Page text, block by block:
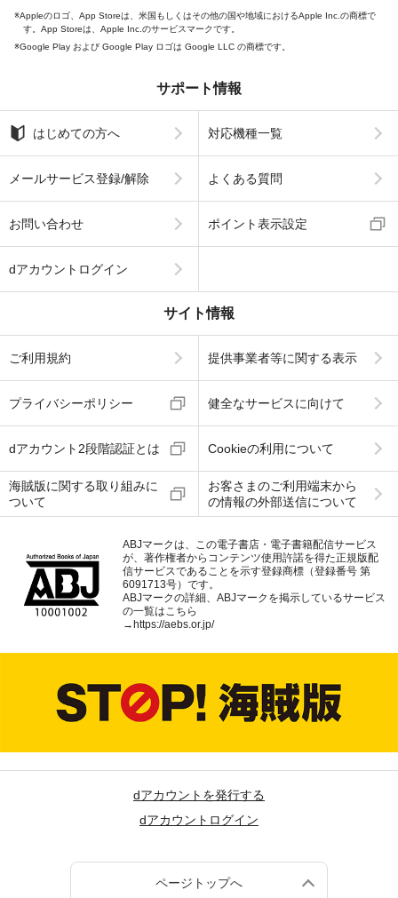
Appleのロゴ、App Storeは、米国もしくはその他の国や地域におけるApple Inc.の商標で
す。App Storeは、Apple Inc.のサービスマークです。
Google Play および Google Play ロゴは Google LLC の商標です。
サポート情報
はじめての方へ 対応機種一覧
メールサービス登録/解除 よくある質問
お問い合わせ ポイント表示設定
dアカウントログイン
サイト情報
ご利用規約 提供事業者等に関する表示
プライバシーポリシー 健全なサービスに向けて
dアカウント2段階認証とは Cookieの利用について
海賊版に関する取り組みに
ついて
お客さまのご利用端末から
の情報の外部送信について
ABJマークは、この電子書店・電子書籍配信サービス
が、著作権者からコンテンツ使用許諾を得た正規版配
信サービスであることを示す登録商標（登録番号 第
6091713号）です。
ABJマークの詳細、ABJマークを掲示しているサービス
の一覧はこちら
→ https://aebs.or.jp/
dアカウントを発行する
dアカウントログイン
ページトップへ